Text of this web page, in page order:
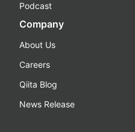
Podcast
Company
About Us
Careers
Qiita Blog
News Release